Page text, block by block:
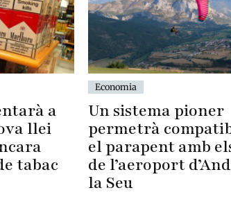
a
llei
tabac
Economia
Un sistema pioner
permetrà
el parapent amb
de l’aeroport
la Seu